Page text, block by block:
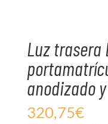
Luz trasera
anodizado
320,75€